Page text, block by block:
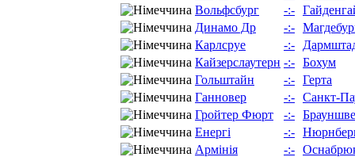
Вольфсбург
-:-
Динамо Др
-:-
Карлсруе
-:-
Кайзерслаутерн -:- Бохум
Гольштайн
-:- Герта
Ганновер
-:- Санкт-
Гройтер Фюрт
-:-
Енергі
-:-
Армінія
-:-